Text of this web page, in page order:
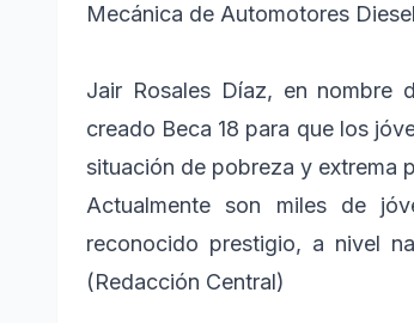
Mecánica de Automotores
Jair Rosales Díaz, en nombre
creado Beca 18 para que los
situación de pobreza y extrema
Actualmente son miles de
reconocido prestigio, a nivel
(Redacción Central)